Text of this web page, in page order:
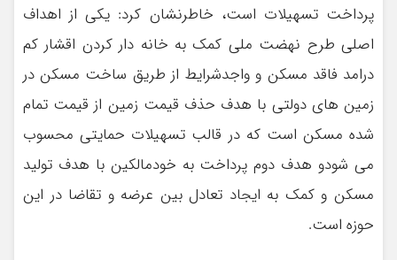
پرداخت تسهیلات است، خاطرنشان کرد: یکی از اهداف
اصلی طرح نهضت ملی کمک به خانه دار کردن اقشار کم
درامد فاقد مسکن و واجدشرایط از طریق ساخت مسکن در
زمین های دولتی با هدف حذف قیمت زمین از قیمت تمام
شده مسکن است که در قالب تسهیلات حمایتی محسوب
می شودو هدف دوم پرداخت به خودمالکین با هدف تولید
مسکن و کمک به ایجاد تعادل بین عرضه و تقاضا در این
حوزه است.